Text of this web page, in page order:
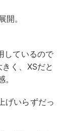
。
しているので
く、XSだと
げいらずだっ